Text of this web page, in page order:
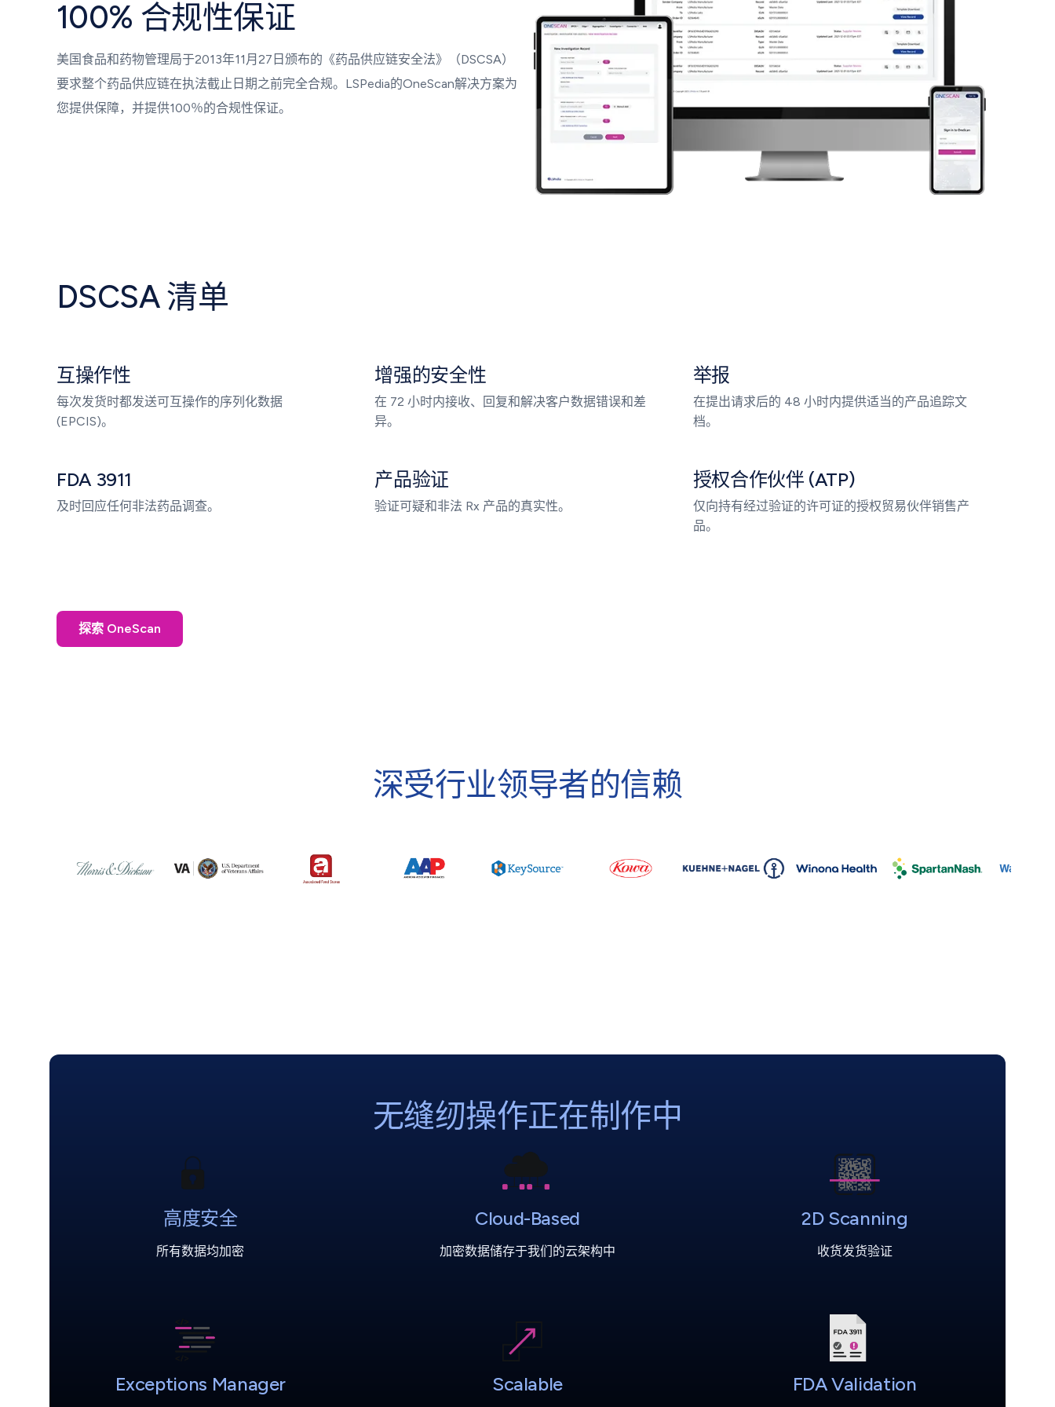
100% 合规性保证
美国食品和药物管理局于2013年11月27日颁布的《药品供应链安全法》（DSCSA）
要求整个药品供应链在执法截止日期之前完全合规。LSPedia的OneScan解决方案为
您提供保障，并提供100％的合规性保证。
DSCSA 清单
互操作性
每次发货时都发送可互操作的序列化数据
(EPCIS)。
增强的安全性
在 72 小时内接收、回复和解决客户数据错误和差
异。
举报
在提出请求后的 48 小时内提供适当的产品追踪文
档。
FDA 3911
及时回应任何非法药品调查。
产品验证
验证可疑和非法 Rx 产品的真实性。
授权合作伙伴 (ATP)
仅向持有经过验证的许可证的授权贸易伙伴销售产
品。
探索 OneScan
深受行业领导者的信赖
无缝纫操作正在制作中
高度安全
所有数据均加密
Cloud-Based
加密数据储存于我们的云架构中
2D Scanning
收货发货验证
Exceptions Manager Scalable FDA Validation